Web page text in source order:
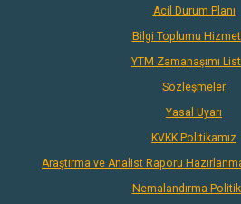
Acil Durum Planı
Bilgi Toplumu
YTM Zamanaşımı
Sözleşmeler
Yasal Uyarı
KVKK Politikamız
Araştırma ve Analist Raporu
Nemalandırma